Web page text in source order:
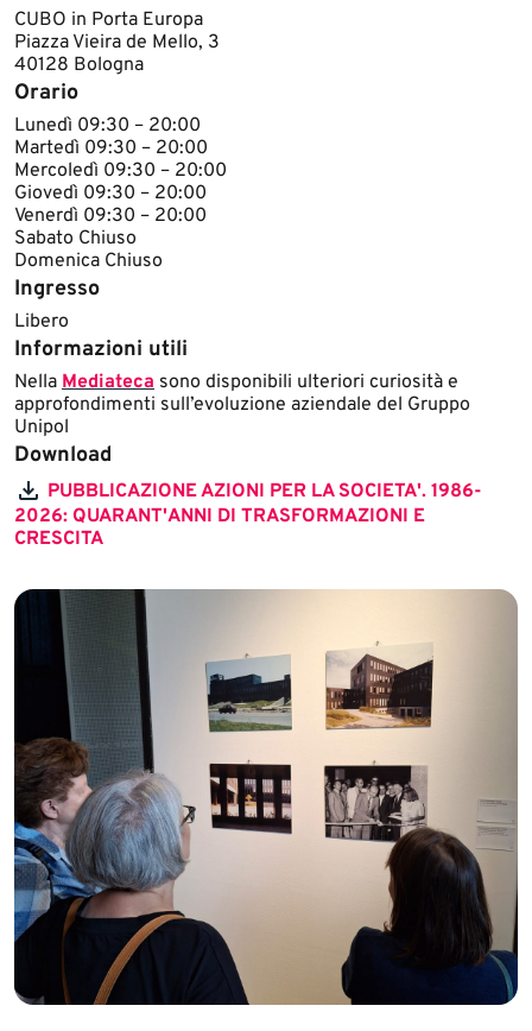
CUBO in Porta Europa
Piazza Vieira de Mello, 3
40128 Bologna
Orario
Lunedì 09:30 – 20:00
Martedì 09:30 – 20:00
Mercoledì 09:30 – 20:00
Giovedì 09:30 – 20:00
Venerdì 09:30 – 20:00
Sabato Chiuso
Domenica Chiuso
Ingresso
Libero
Informazioni utili
Nella Mediateca sono disponibili ulteriori curiosità e
approfondimenti sull’evoluzione aziendale del Gruppo
Unipol
Download
PUBBLICAZIONE AZIONI PER LA SOCIETA'. 1986-
2026: QUARANT'ANNI DI TRASFORMAZIONI E
CRESCITA